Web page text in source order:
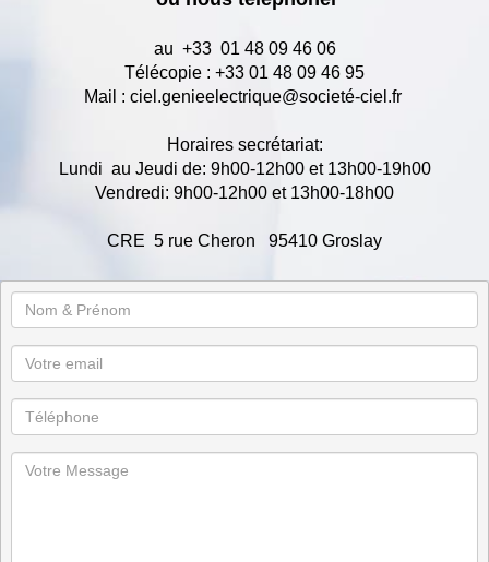
au +33 01 48 09 46 06
Télécopie : +33 01 48 09 46 95
Mail : ciel.genieelectrique@societé-ciel.fr
Horaires secrétariat:
Lundi au Jeudi de: 9h00-12h00 et 13h00-19h00
Vendredi: 9h00-12h00 et 13h00-18h00
CRE 5 rue Cheron 95410 Groslay